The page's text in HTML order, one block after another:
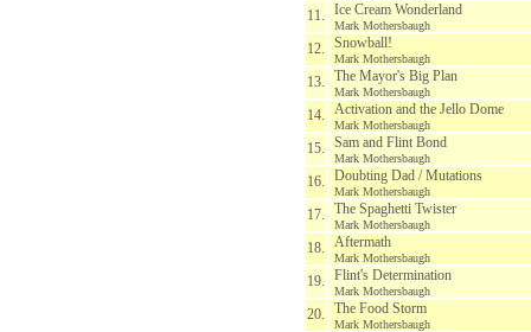
11. Ice Cream Wonderland
Mark Mothersbaugh
12. Snowball!
Mark Mothersbaugh
13. The Mayor's Big Plan
Mark Mothersbaugh
14. Activation and the Jello Dome
Mark Mothersbaugh
15. Sam and Flint Bond
Mark Mothersbaugh
16. Doubting Dad / Mutations
Mark Mothersbaugh
17. The Spaghetti Twister
Mark Mothersbaugh
18. Aftermath
Mark Mothersbaugh
19. Flint's Determination
Mark Mothersbaugh
20. The Food Storm
Mark Mothersbaugh